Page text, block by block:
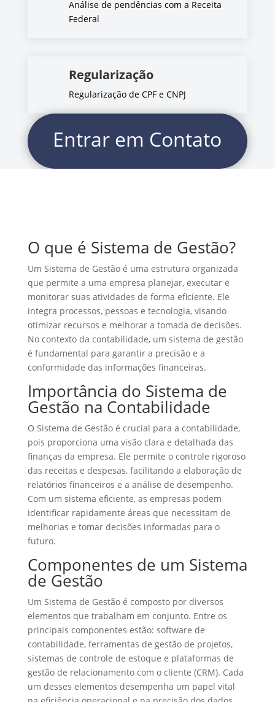
Análise de pendências com a Receita
Federal
Regularização
Regularização de CPF e CNPJ
Entrar em Contato
O que é Sistema de Gestão?
Um Sistema de Gestão é uma estrutura organizada
que permite a uma empresa planejar, executar e
monitorar suas atividades de forma eficiente. Ele
integra processos, pessoas e tecnologia, visando
otimizar recursos e melhorar a tomada de decisões.
No contexto da contabilidade, um sistema de gestão
é fundamental para garantir a precisão e a
conformidade das informações financeiras.
Importância do Sistema de
Gestão na Contabilidade
O Sistema de Gestão é crucial para a contabilidade,
pois proporciona uma visão clara e detalhada das
finanças da empresa. Ele permite o controle rigoroso
das receitas e despesas, facilitando a elaboração de
relatórios financeiros e a análise de desempenho.
Com um sistema eficiente, as empresas podem
identificar rapidamente áreas que necessitam de
melhorias e tomar decisões informadas para o
futuro.
Componentes de um Sistema
de Gestão
Um Sistema de Gestão é composto por diversos
elementos que trabalham em conjunto. Entre os
principais componentes estão: software de
contabilidade, ferramentas de gestão de projetos,
sistemas de controle de estoque e plataformas de
gestão de relacionamento com o cliente (CRM). Cada
um desses elementos desempenha um papel vital